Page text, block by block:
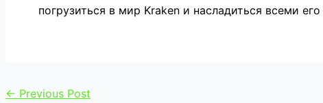
погрузиться в мир Kraken и насладиться всеми
← Previous Post